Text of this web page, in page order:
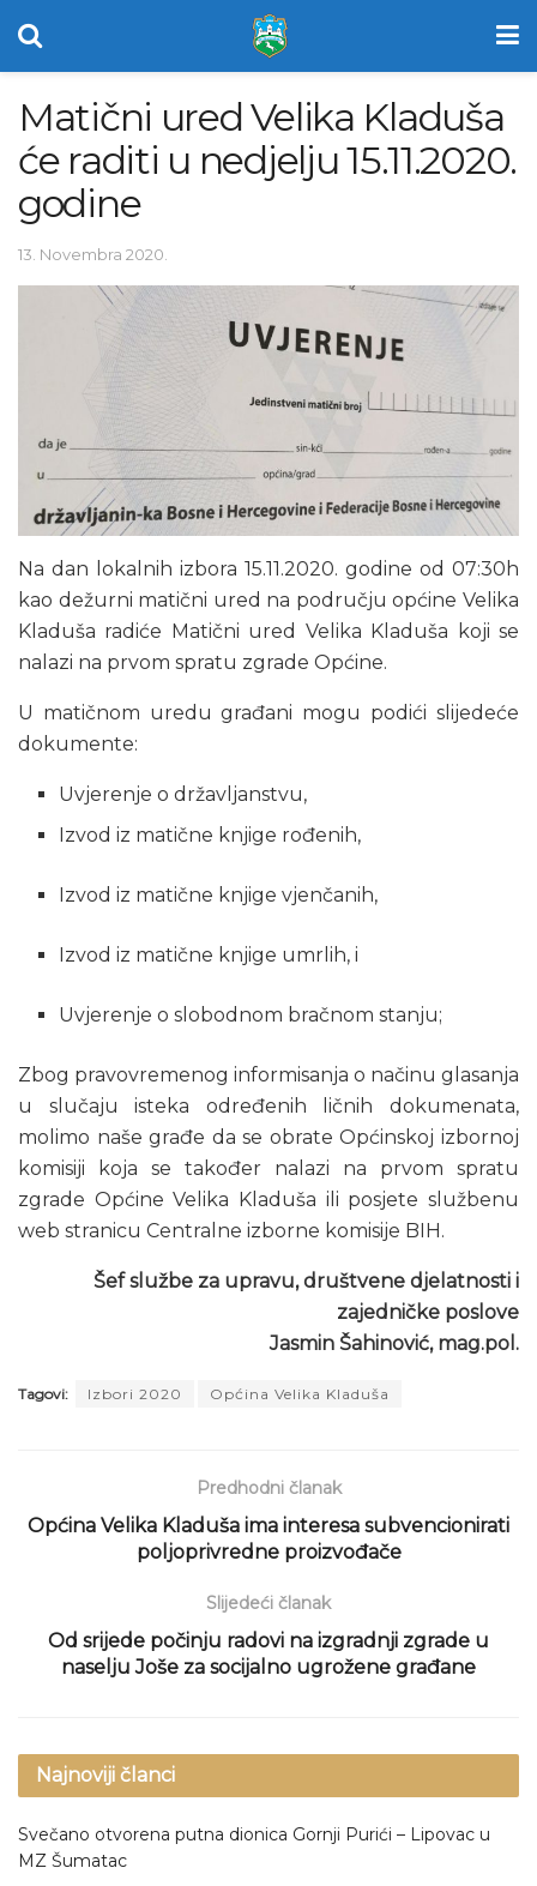
Matični ured Velika Kladuša
će raditi u nedjelju 15.11.2020.
godine
13. Novembra 2020.
Na dan lokalnih izbora 15.11.2020. godine od 07:30h
kao dežurni matični ured na području općine Velika
Kladuša radiće Matični ured Velika Kladuša koji se
nalazi na prvom spratu zgrade Općine.
U matičnom uredu građani mogu podići slijedeće
dokumente:
Uvjerenje o državljanstvu,
Izvod iz matične knjige rođenih,
Izvod iz matične knjige vjenčanih,
Izvod iz matične knjige umrlih, i
Uvjerenje o slobodnom bračnom stanju;
Zbog pravovremenog informisanja o načinu glasanja
u slučaju isteka određenih ličnih dokumenata,
molimo naše građe da se obrate Općinskoj izbornoj
komisiji koja se također nalazi na prvom spratu
zgrade Općine Velika Kladuša ili posjete službenu
web stranicu Centralne izborne komisije BIH.
Šef službe za upravu, društvene djelatnosti i
zajedničke poslove
Jasmin Šahinović, mag.pol.
Tagovi: Izbori 2020 Općina Velika Kladuša
Predhodni članak
Općina Velika Kladuša ima interesa subvencionirati
poljoprivredne proizvođače
Slijedeći članak
Od srijede počinju radovi na izgradnji zgrade u
naselju Joše za socijalno ugrožene građane
Najnoviji članci
Svečano otvorena putna dionica Gornji Purići – Lipovac u
MZ Šumatac